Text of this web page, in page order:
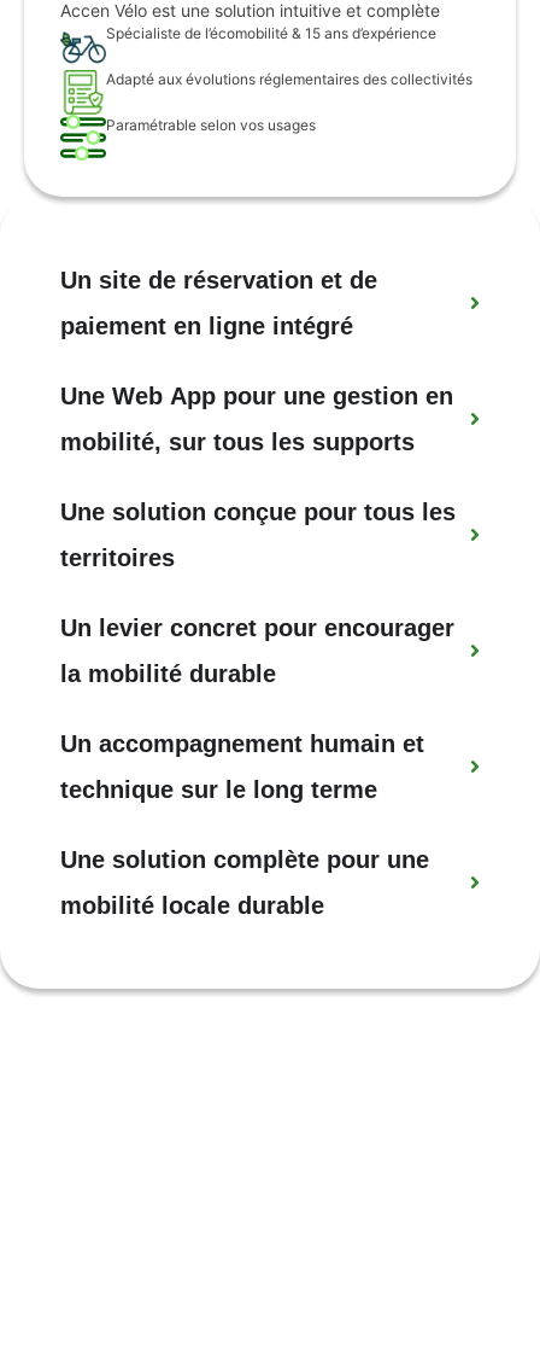
Accen Vélo est une solution intuitive et complète
Spécialiste de l’écomobilité & 15 ans d’expérience
Adapté aux évolutions réglementaires des collectivités
Paramétrable selon vos usages
Un site de réservation et de
paiement en ligne intégré
Une Web App pour une gestion en
mobilité, sur tous les supports
Une solution conçue pour tous les
territoires
Un levier concret pour encourager
la mobilité durable
Un accompagnement humain et
technique sur le long terme
Une solution complète pour une
mobilité locale durable